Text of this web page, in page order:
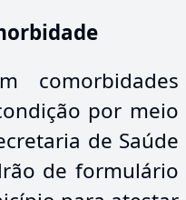
comorbidades
por meio
de Saúde
de formulário